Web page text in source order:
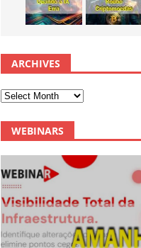
ARCHIVES
WEBINARS